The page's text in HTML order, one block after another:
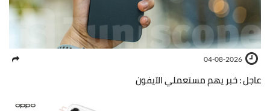
04-08-2026
عاجل : خبر يهم مستعملي الآيفون